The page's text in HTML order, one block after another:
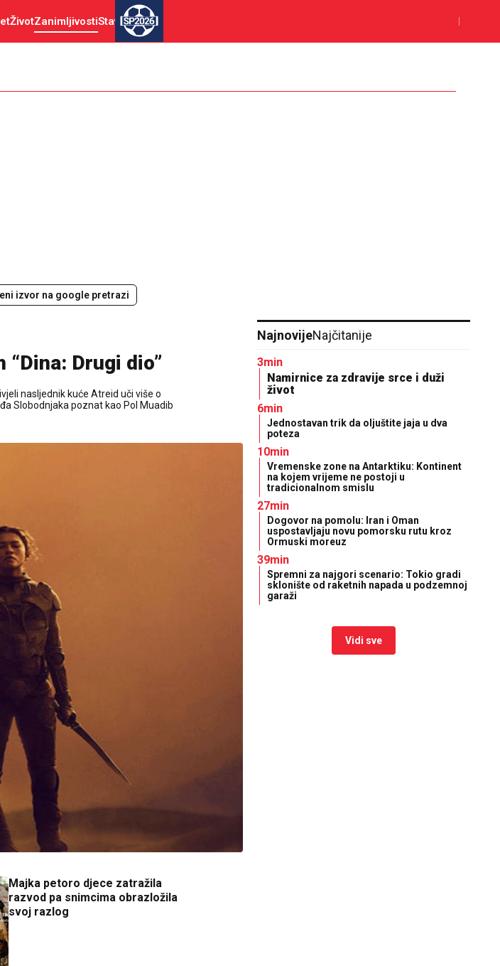
ŽivotZanimljivostiStav SP2026
izvor na google pretrazi
Drugi dio”
nasljednik kuće Atreid uči više o
Slobodnjaka poznat kao Pol Muadib
Majka petoro djece zatražila
razvod pa snimcima obrazložila
svoj razlog
NajnovijeNajčitanije
3min
Namirnice za zdravije srce i duži
život
6min
Jednostavan trik da oljuštite jaja u dva
poteza
10min
Vremenske zone na Antarktiku: Kontinent
na kojem vrijeme ne postoji u
tradicionalnom smislu
27min
Dogovor na pomolu: Iran i Oman
uspostavljaju novu pomorsku rutu kroz
Ormuski moreuz
39min
Spremni za najgori scenario: Tokio gradi
sklonište od raketnih napada u podzemnoj
garaži
Vidi sve